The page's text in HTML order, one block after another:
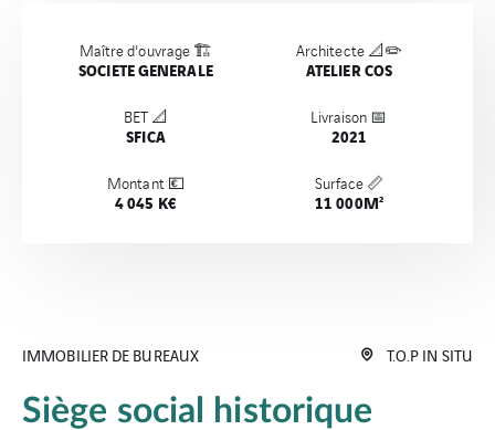
Maître d'ouvrage 🏗️
SOCIETE GENERALE
Architecte 📐✏️
ATELIER COS
BET 📐
SFICA
Livraison 📅
2021
Montant 💶
4 045 K€
Surface 📏
11 000M²
IMMOBILIER DE BUREAUX T.O.P IN SITU
Siège social historique